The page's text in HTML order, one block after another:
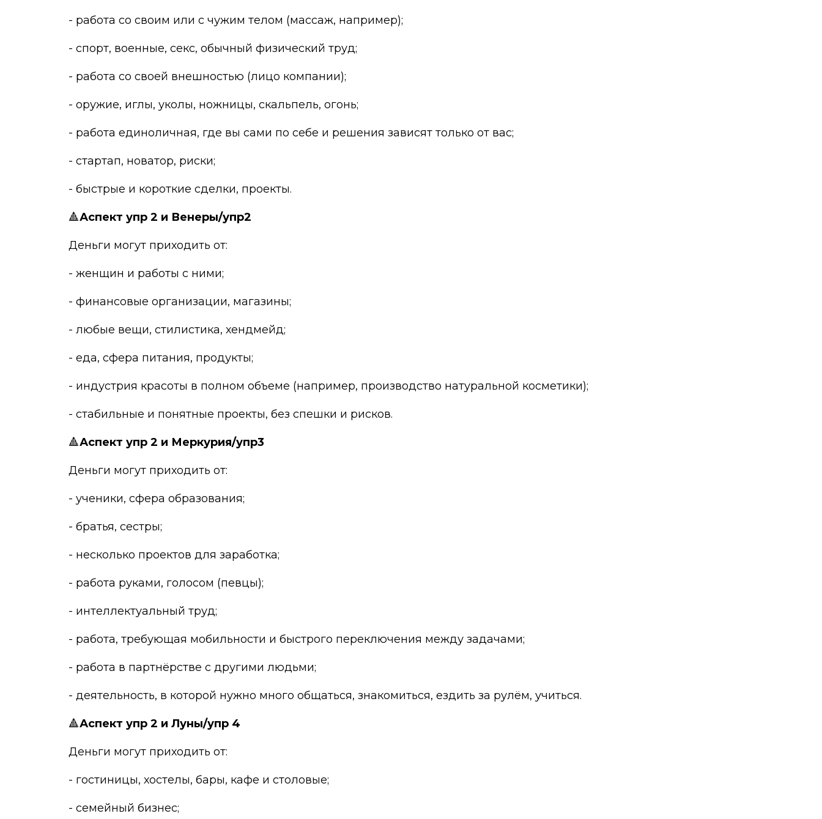
- работа со своим или с чужим телом (массаж, например);
- спорт, военные, секс, обычный физический труд;
- работа со своей внешностью (лицо компании);
- оружие, иглы, уколы, ножницы, скальпель, огонь;
- работа единоличная, где вы сами по себе и решения зависят только от вас;
- стартап, новатор, риски;
- быстрые и короткие сделки, проекты.
🔺Аспект упр 2 и Венеры/упр2
Деньги могут приходить от:
- женщин и работы с ними;
- финансовые организации, магазины;
- любые вещи, стилистика, хендмейд;
- еда, сфера питания, продукты;
- индустрия красоты в полном объеме (например, производство натуральной косметики);
- стабильные и понятные проекты, без спешки и рисков.
🔺Аспект упр 2 и Меркурия/упр3
Деньги могут приходить от:
- ученики, сфера образования;
- братья, сестры;
- несколько проектов для заработка;
- работа руками, голосом (певцы);
- интеллектуальный труд;
- работа, требующая мобильности и быстрого переключения между задачами;
- работа в партнёрстве с другими людьми;
- деятельность, в которой нужно много общаться, знакомиться, ездить за рулём, учиться.
🔺Аспект упр 2 и Луны/упр 4
Деньги могут приходить от:
- гостиницы, хостелы, бары, кафе и столовые;
- семейный бизнес;